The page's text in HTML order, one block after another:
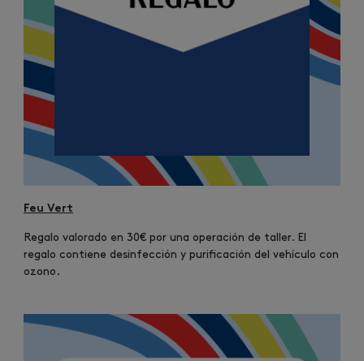
Feu Vert
Regalo valorado en 30€ por una operación de taller. El
regalo contiene desinfección y purificación del vehículo con
ozono.
Image